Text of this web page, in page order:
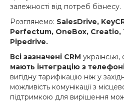
залежності від потреб бізнесу.
Розглянемо: SalesDrive,
Perfectum, OneBox, Creatio,
Pipedrive.
Всі зазначені CRM
мають інтеграцію з
вигідну тарифікацію ніж у
можливість комунікації з
підтримкою для вирішення